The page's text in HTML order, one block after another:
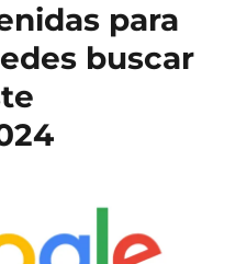
para
buscar